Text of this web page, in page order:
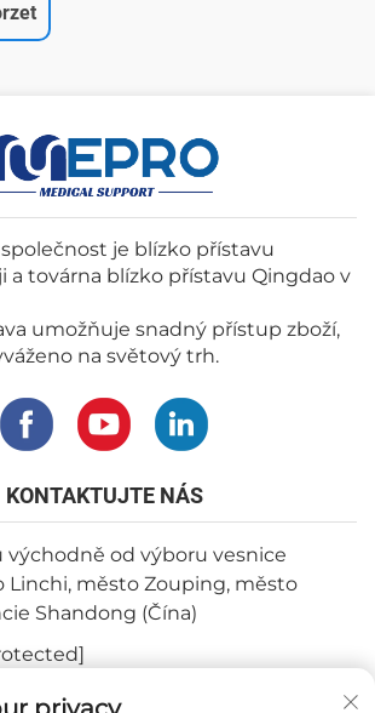
je blízko přístavu
a továrna blízko přístavu Qingdao v
umožňuje snadný přístup zboží,
na světový trh.
KONTAKTUJTE NÁS
východně od výboru vesnice
Linchi, město Zouping, město
Shandong (Čína)